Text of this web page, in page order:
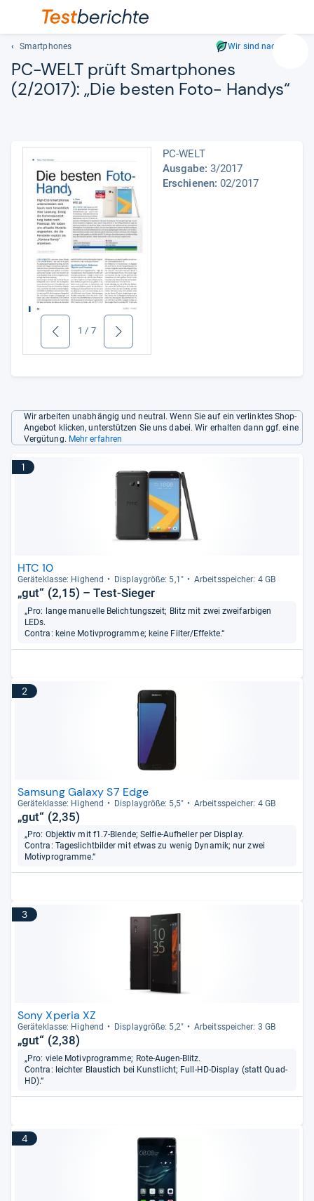
Sie
Smartphones Wir sind nachhaltig
PC-​WELT prüft Smart­pho­nes
(2/2017): „Die bes­ten Foto-​ Han­dys“
zurück 1 / 7 weiter
PC-WELT
Ausgabe: 3/2017
Erschienen: 02/2017
Wir arbeiten unabhängig und neutral. Wenn Sie auf ein verlinktes Shop-
Angebot klicken, unterstützen Sie uns dabei. Wir erhalten dann ggf. eine
Vergütung. Mehr erfahren
1
HTC 10
Gerä­te­klasse: Hig­hend Dis­play­größe: 5,1" Arbeitsspei­cher: 4 GB
„gut“ (2,15) – Test-Sieger
„Pro: lange manuelle Belichtungszeit; Blitz mit zwei zweifarbigen
LEDs.
Contra: keine Motivprogramme; keine Filter/Effekte.“
2
Samsung Galaxy S7 Edge
Gerä­te­klasse: Hig­hend Dis­play­größe: 5,5" Arbeitsspei­cher: 4 GB
„gut“ (2,35)
„Pro: Objektiv mit f1.7-Blende; Selfie-Aufheller per Display.
Contra: Tageslichtbilder mit etwas zu wenig Dynamik; nur zwei
Motivprogramme.“
3
Sony Xperia XZ
Gerä­te­klasse: Hig­hend Dis­play­größe: 5,2" Arbeitsspei­cher: 3 GB
„gut“ (2,38)
„Pro: viele Motivprogramme; Rote-Augen-Blitz.
Contra: leichter Blaustich bei Kunstlicht; Full-HD-Display (statt Quad-
HD).“
4